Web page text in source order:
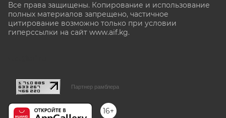
Все права защищены. Копирование и использование
полных материалов запрещено, частичное
цитирование возможно только при условии
гиперссылки на сайт www.aif.kg.
Партнер рамблера
16+